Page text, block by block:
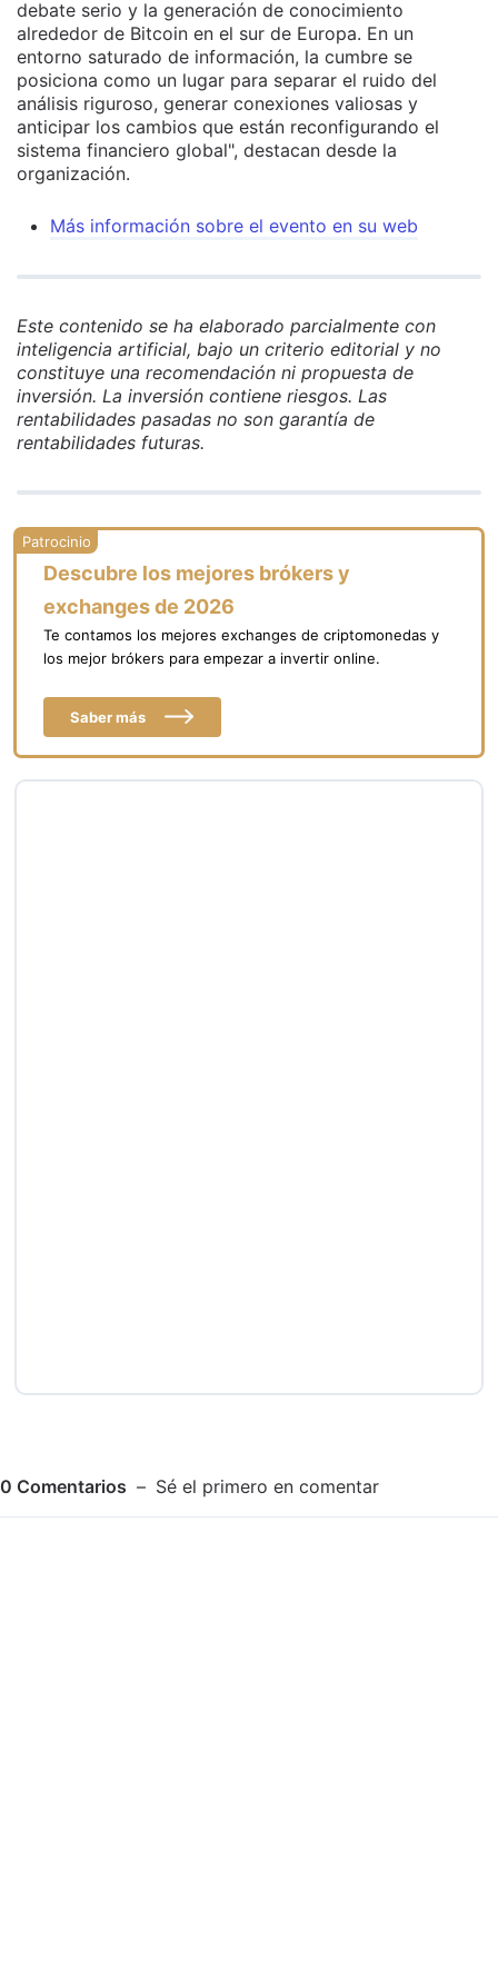
debate serio y la generación de conocimiento
alrededor de Bitcoin en el sur de Europa. En un
entorno saturado de información, la cumbre se
posiciona como un lugar para separar el ruido del
análisis riguroso, generar conexiones valiosas y
anticipar los cambios que están reconfigurando el
sistema financiero global", destacan desde la
organización.
Más información sobre el evento en su web
Este contenido se ha elaborado parcialmente con
inteligencia artificial, bajo un criterio editorial y no
constituye una recomendación ni propuesta de
inversión. La inversión contiene riesgos. Las
rentabilidades pasadas no son garantía de
rentabilidades futuras.
Descubre los mejores brókers y
exchanges de 2026
Te contamos los mejores exchanges de criptomonedas y
los mejor brókers para empezar a invertir online.
Saber más
0 Comentarios Sé el primero en comentar